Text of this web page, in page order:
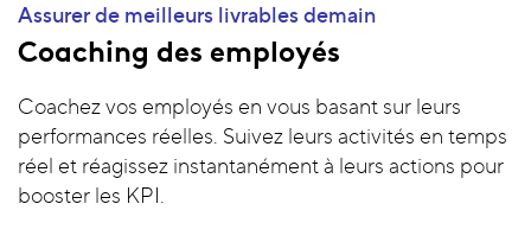
Assurer de meilleurs livrables demain
Coaching des employés
Coachez vos employés en vous basant sur leurs
performances réelles. Suivez leurs activités en temps
réel et réagissez instantanément à leurs actions pour
booster les KPI.